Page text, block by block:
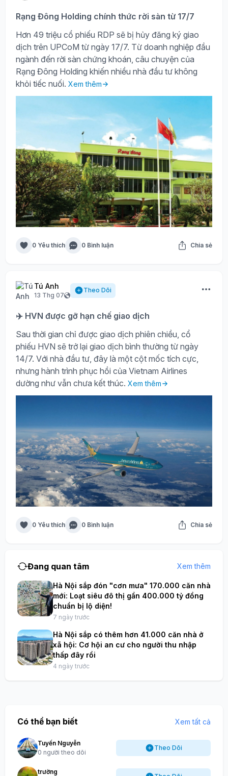
Rạng Đông Holding chính thức rời sàn từ 17/7
Hơn 49 triệu cổ phiếu RDP sẽ bị hủy đăng ký giao
dịch trên UPCoM từ ngày 17/7. Từ doanh nghiệp đầu
ngành đến rời sàn chứng khoán, câu chuyện của
Rạng Đông Holding khiến nhiều nhà đầu tư không
khỏi tiếc nuối. Xem thêm
0 Yêu thích 0 Bình luận Chia sẻ
Tú Anh
13 Thg 07
Theo Dõi
✈️ HVN được gỡ hạn chế giao dịch
Sau thời gian chỉ được giao dịch phiên chiều, cổ
phiếu HVN sẽ trở lại giao dịch bình thường từ ngày
14/7. Với nhà đầu tư, đây là một cột mốc tích cực,
nhưng hành trình phục hồi của Vietnam Airlines
dường như vẫn chưa kết thúc. Xem thêm
0 Yêu thích 0 Bình luận Chia sẻ
Đang quan tâm Xem thêm
Hà Nội sắp đón "cơn mưa" 170.000 căn nhà
mới: Loạt siêu đô thị gần 400.000 tỷ đồng
chuẩn bị lộ diện!
7 ngày trước
Hà Nội sắp có thêm hơn 41.000 căn nhà ở
xã hội: Cơ hội an cư cho người thu nhập
thấp đây rồi
4 ngày trước
Có thể bạn biết Xem tất cả
Tuyến Nguyễn
0 người theo dõi
Theo Dõi
trường